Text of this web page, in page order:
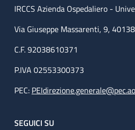
IRCCS Azienda Ospedaliero -
Via Giuseppe Massarenti, 9,
C.F. 92038610371
P.IVA 02553300373
PEC:
SEGUICI SU